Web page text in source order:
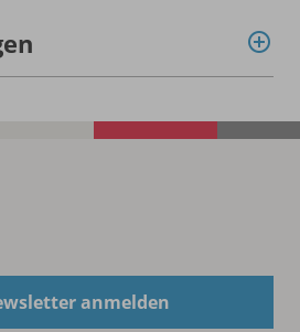
anmelden